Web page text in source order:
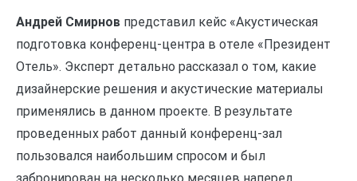
Андрей Смирнов представил кейс «Акустическая
подготовка конференц-центра в отеле «Президент
Отель». Эксперт детально рассказал о том, какие
дизайнерские решения и акустические материалы
применялись в данном проекте. В результате
проведенных работ данный конференц-зал
пользовался наибольшим спросом и был